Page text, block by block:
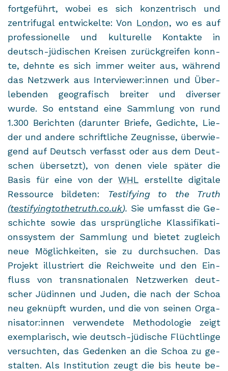
fort­ge­führt, wobei es sich kon­zen­trisch und
zen­tri­fu­gal ent­wi­ckel­te: Von Lon­don, wo es auf
pro­fes­sio­nel­le und kul­tu­rel­le Kon­tak­te in
deutsch-​jüdischen Krei­sen zu­rück­grei­fen konn­
te, dehn­te es sich immer wei­ter aus, wäh­rend
das Netz­werk aus In­ter­view­er:innen und Über­
le­ben­den geo­gra­fisch brei­ter und di­ver­ser
wurde. So ent­stand eine Samm­lung von rund
1.300 Be­rich­ten (dar­un­ter Brie­fe, Ge­dich­te, Lie­
der und an­de­re schrift­li­che Zeug­nis­se, über­wie­
gend auf Deutsch ver­fasst oder aus dem Deut­
schen über­setzt), von denen viele spä­ter die
Basis für eine von derWHL er­stell­te di­gi­ta­le
Res­sour­ce bil­de­ten:
Testi­fy­ing to the Truth
(testi­fy­ing­to­thetruth.co.uk). Sie um­fasst die Ge­
schich­te sowie das ur­sprüng­li­che Klas­si­fi­ka­ti­
ons­sys­tem der Samm­lung und bie­tet zu­gleich
neue Mög­lich­kei­ten, sie zu durch­su­chen. Das
Pro­jekt il­lus­triert die Reich­wei­te und den Ein­
fluss von trans­na­tio­na­len Netz­wer­ken deut­
scher Jü­din­nen und Juden, die nach der Schoa
neu ge­knüpft wur­den, und die von sei­nen Or­ga­
ni­sa­tor:innen ver­wen­de­te Me­tho­do­lo­gie zeigt
ex­em­pla­risch, wie deutsch-​jüdische Flücht­lin­ge
ver­such­ten, das Ge­den­ken an die Schoa zu ge­
stal­ten. Als In­sti­tu­ti­on zeugt die bis heute be­